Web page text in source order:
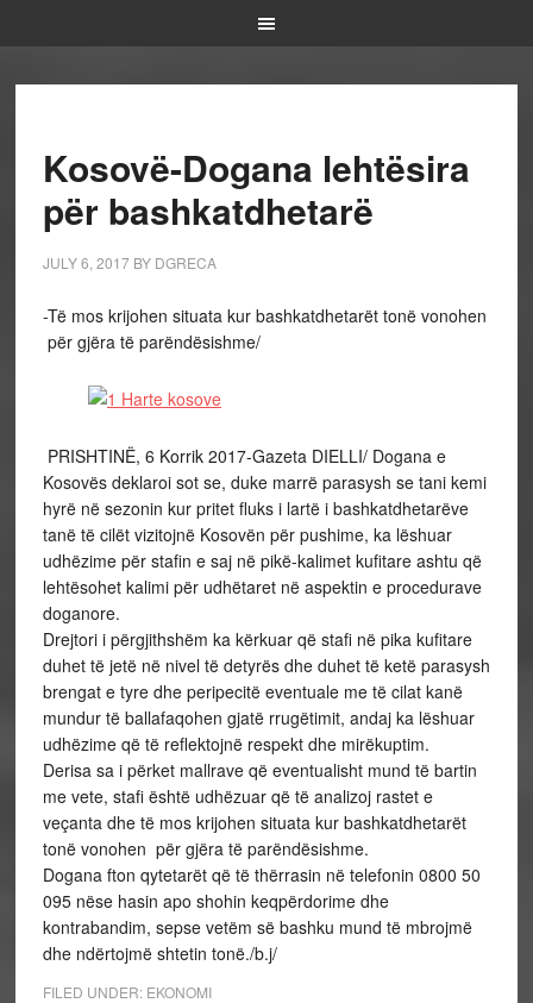
Kosovë-Dogana lehtësira
për bashkatdhetarë
JULY 6, 2017BY DGRECA
-Të mos krijohen situata kur bashkatdhetarët tonë vonohen
për gjëra të parëndësishme/
PRISHTINË, 6 Korrik 2017-Gazeta DIELLI/ Dogana e
Kosovës deklaroi sot se, duke marrë parasysh se tani kemi
hyrë në sezonin kur pritet fluks i lartë i bashkatdhetarëve
tanë të cilët vizitojnë Kosovën për pushime, ka lëshuar
udhëzime për stafin e saj në pikë-kalimet kufitare ashtu që
lehtësohet kalimi për udhëtaret në aspektin e procedurave
doganore.
Drejtori i përgjithshëm ka kërkuar që stafi në pika kufitare
duhet të jetë në nivel të detyrës dhe duhet të ketë parasysh
brengat e tyre dhe peripecitë eventuale me të cilat kanë
mundur të ballafaqohen gjatë rrugëtimit, andaj ka lëshuar
udhëzime që të reflektojnë respekt dhe mirëkuptim.
Derisa sa i përket mallrave që eventualisht mund të bartin
me vete, stafi është udhëzuar që të analizoj rastet e
veçanta dhe të mos krijohen situata kur bashkatdhetarët
tonë vonohen për gjëra të parëndësishme.
Dogana fton qytetarët që të thërrasin në telefonin 0800 50
095 nëse hasin apo shohin keqpërdorime dhe
kontrabandim, sepse vetëm së bashku mund të mbrojmë
dhe ndërtojmë shtetin tonë./b.j/
FILED UNDER: EKONOMI